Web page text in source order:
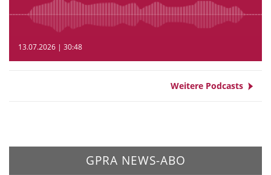
13.07.2026 | 30:48
Weitere Podcasts
GPRA NEWS-ABO